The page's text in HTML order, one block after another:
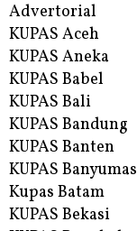
Advertorial
KUPAS Aceh
KUPAS Aneka
KUPAS Babel
KUPAS Bali
KUPAS Bandung
KUPAS Banten
KUPAS Banyumas
Kupas Batam
KUPAS Bekasi